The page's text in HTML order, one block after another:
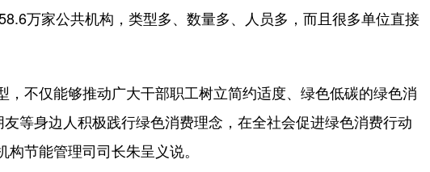
万家公共机构，类型多、数量多、人员多，而且很多单位直接
不仅能够推动广大干部职工树立简约适度、绿色低碳的绿色消
等身边人积极践行绿色消费理念，在全社会促进绿色消费行动
节能管理司司长朱呈义说。